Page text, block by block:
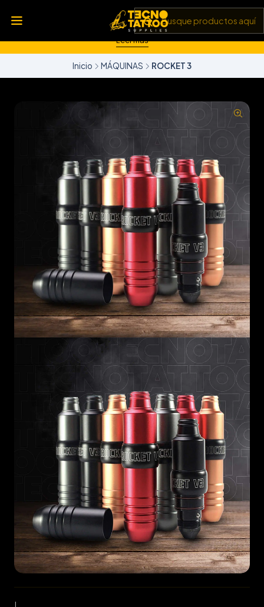
💥 Insumos, máquinas y tecnología de punta 💻 Todo lo que
necesitas para llevar tu arte al siguiente nivel 🎨 Calidad garantizada
Leer más
Inicio MÁQUINAS ROCKET 3